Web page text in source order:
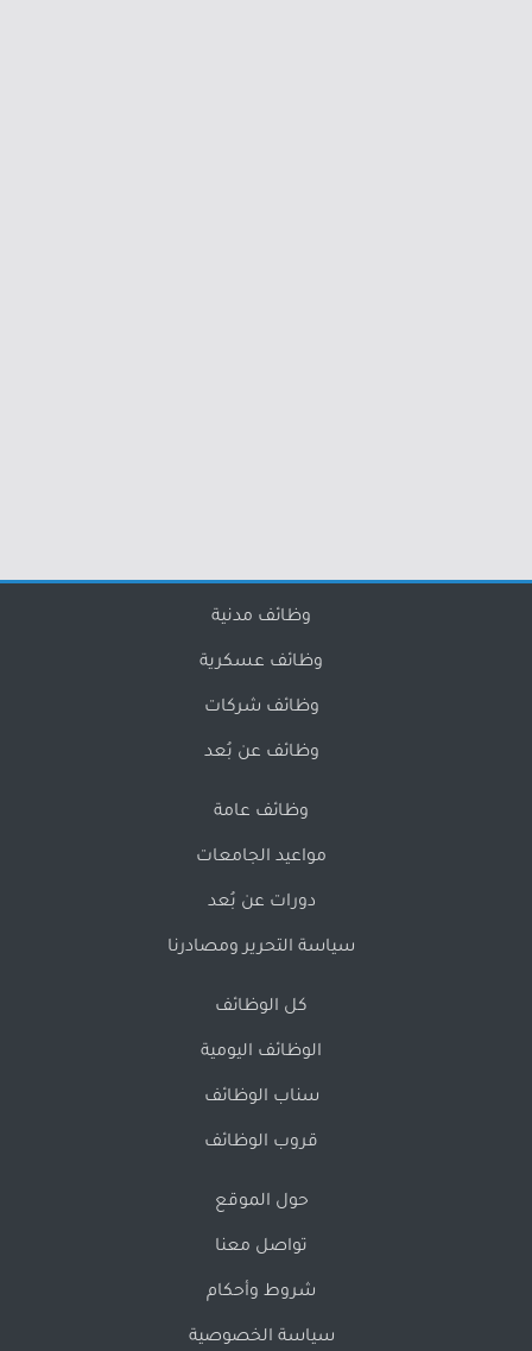
وظائف مدنية
وظائف عسكرية
وظائف شركات
وظائف عن بُعد
وظائف عامة
مواعيد الجامعات
دورات عن بُعد
سياسة التحرير ومصادرنا
كل الوظائف
الوظائف اليومية
سناب الوظائف
قروب الوظائف
حول الموقع
تواصل معنا
شروط وأحكام
سياسة الخصوصية